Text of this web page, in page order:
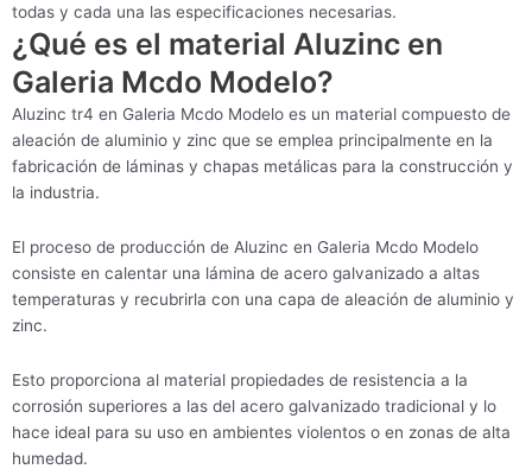
todas y cada una las especificaciones necesarias.
¿Qué es el material Aluzinc en
Galeria Mcdo Modelo?
Aluzinc tr4 en Galeria Mcdo Modelo es un material compuesto de
aleación de aluminio y zinc que se emplea principalmente en la
fabricación de láminas y chapas metálicas para la construcción y
la industria.
El proceso de producción de Aluzinc en Galeria Mcdo Modelo
consiste en calentar una lámina de acero galvanizado a altas
temperaturas y recubrirla con una capa de aleación de aluminio y
zinc.
Esto proporciona al material propiedades de resistencia a la
corrosión superiores a las del acero galvanizado tradicional y lo
hace ideal para su uso en ambientes violentos o en zonas de alta
humedad.